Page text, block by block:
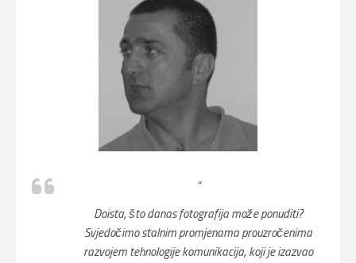
“
Doista, što danas fotografija može ponuditi?
Svjedočimo stalnim promjenama prouzročenima
razvojem tehnologije komunikacija, koji je izazvao